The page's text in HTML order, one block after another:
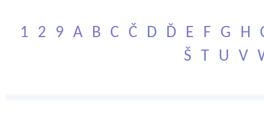
1 2 9 A B C Č D Ď E F G H
Š
T U V